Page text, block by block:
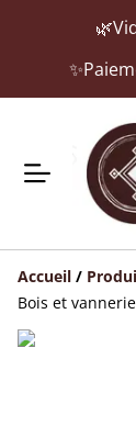
Accueil /
Bois et vannerie